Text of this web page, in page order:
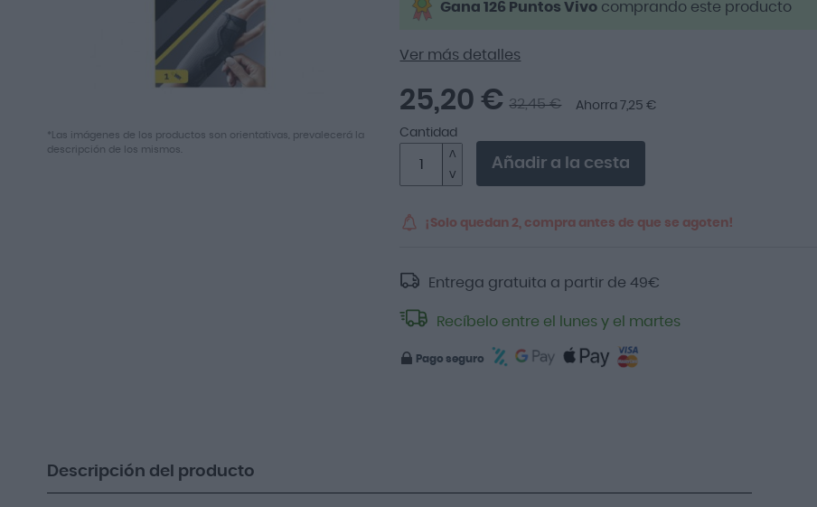
*Las imágenes de los productos son orientativas, prevalecerá la
descripción de los mismos.
Gana 126 Puntos Vivo comprando este producto
Ver más detalles
25,20 € 32,45 € Ahorra 7,25 €
Cantidad
Añadir a la cesta
¡Solo quedan 2, compra antes de que se agoten!
Entrega gratuita a partir de49€
Recíbelo entre el lunes y el martes
Pago seguro
Descripción del producto